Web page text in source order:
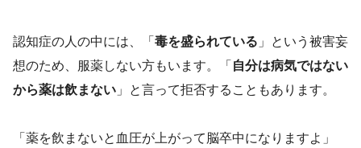
認知症の人の中には、「 毒を盛られている 」という被害妄
想のため、服薬しない方もいます。「 自分は病気ではない
から薬は飲まない 」と言って拒否することもあります。
「薬を飲まないと血圧が上がって脳卒中になりますよ」